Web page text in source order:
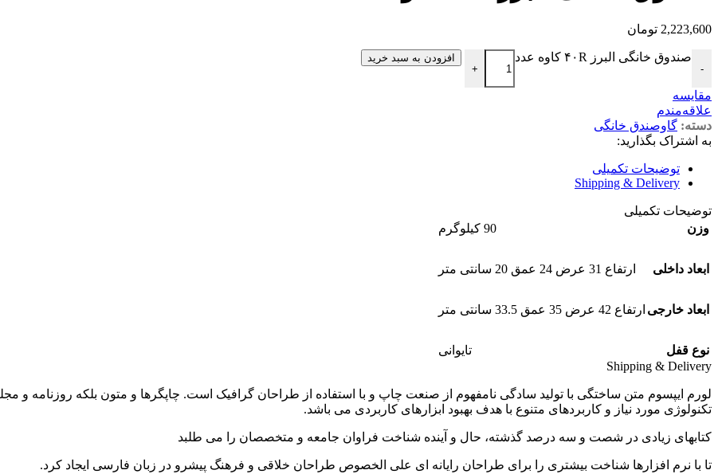
2,223,600 تومان
-
صندوق خانگی البرز ۴۰R کاوه عدد
+
افزودن به سبد خرید
مقایسه
علاقه‌مندم
دسته: گاوصندق خانگی
به اشتراک بگذارید:
توضیحات تکمیلی
Shipping & Delivery
توضیحات تکمیلی
وزن
90 کیلوگرم
ابعاد داخلی ارتفاع 31 عرض 24 عمق 20 سانتی متر
ابعاد خارجی ارتفاع 42 عرض 35 عمق 33.5 سانتی متر
نوع قفل
تایوانی
Shipping & Delivery
لورم ایپسوم متن ساختگی با تولید سادگی نامفهوم از صنعت چاپ و با استفاده از طراحان گرافیک است. چاپگرها و متون بلکه روزنامه
تکنولوژی مورد نیاز و کاربردهای متنوع با هدف بهبود ابزارهای کاربردی می باشد.
کتابهای زیادی در شصت و سه درصد گذشته، حال و آینده شناخت فراوان جامعه و متخصصان را می طلبد
تا با نرم افزارها شناخت بیشتری را برای طراحان رایانه ای علی الخصوص طراحان خلاقی و فرهنگ پیشرو در زبان فارسی ایجاد کرد.